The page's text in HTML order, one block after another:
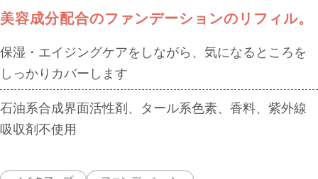
美容成分配合のファンデーションのリフィル。
保湿・エイジングケアをしながら、気になるところを
しっかりカバーします
石油系合成界面活性剤、タール系色素、香料、紫外線
吸収剤不使用